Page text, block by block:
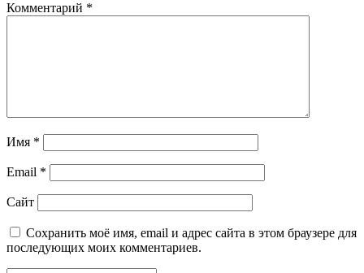
Комментарий *
Имя *
Email *
Сайт
Сохранить моё имя, email и адрес сайта в этом браузере для
последующих моих комментариев.